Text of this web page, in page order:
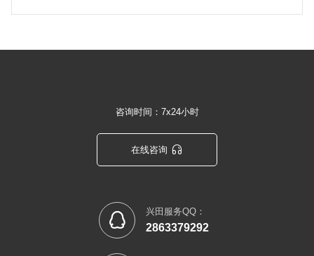
咨询时间：7x24小时
在线咨询 
 兴田服务QQ：
2863379292